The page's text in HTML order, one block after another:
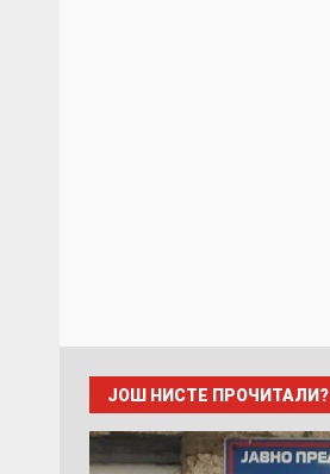
ЈОШ НИСТЕ ПРОЧИТАЛИ?